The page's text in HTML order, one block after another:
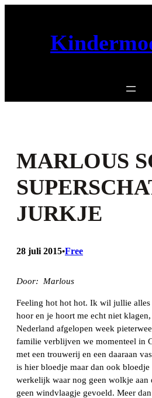
MARLOUS
JURKJE
28 juli 2015•Free
Door: Marlous
Feeling hot hot hot. Ik wil jullie alles
hoor en je hoort me echt niet
Nederland afgelopen week
familie verblijven we momenteel in
met een trouwerij en een daaraan
is hier bloedje maar dan ook
werkelijk waar nog geen wolkje aan
geen windvlaagje gevoeld. Meer